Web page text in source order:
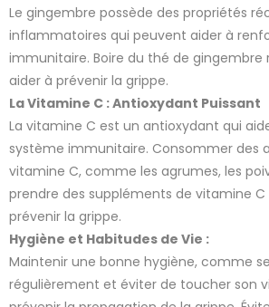
Le gingembre possède des propriétés
inflammatoires qui peuvent aider à
immunitaire. Boire du thé de
aider à prévenir la grippe.
La Vitamine C : Antioxydant Puissant
La vitamine C est un antioxydant qui
système immunitaire. Consommer des
vitamine C, comme les agrumes, les
prendre des suppléments de vitamine
prévenir la grippe.
Hygiène et Habitudes de Vie :
Maintenir une bonne hygiène, comme
régulièrement et éviter de toucher son